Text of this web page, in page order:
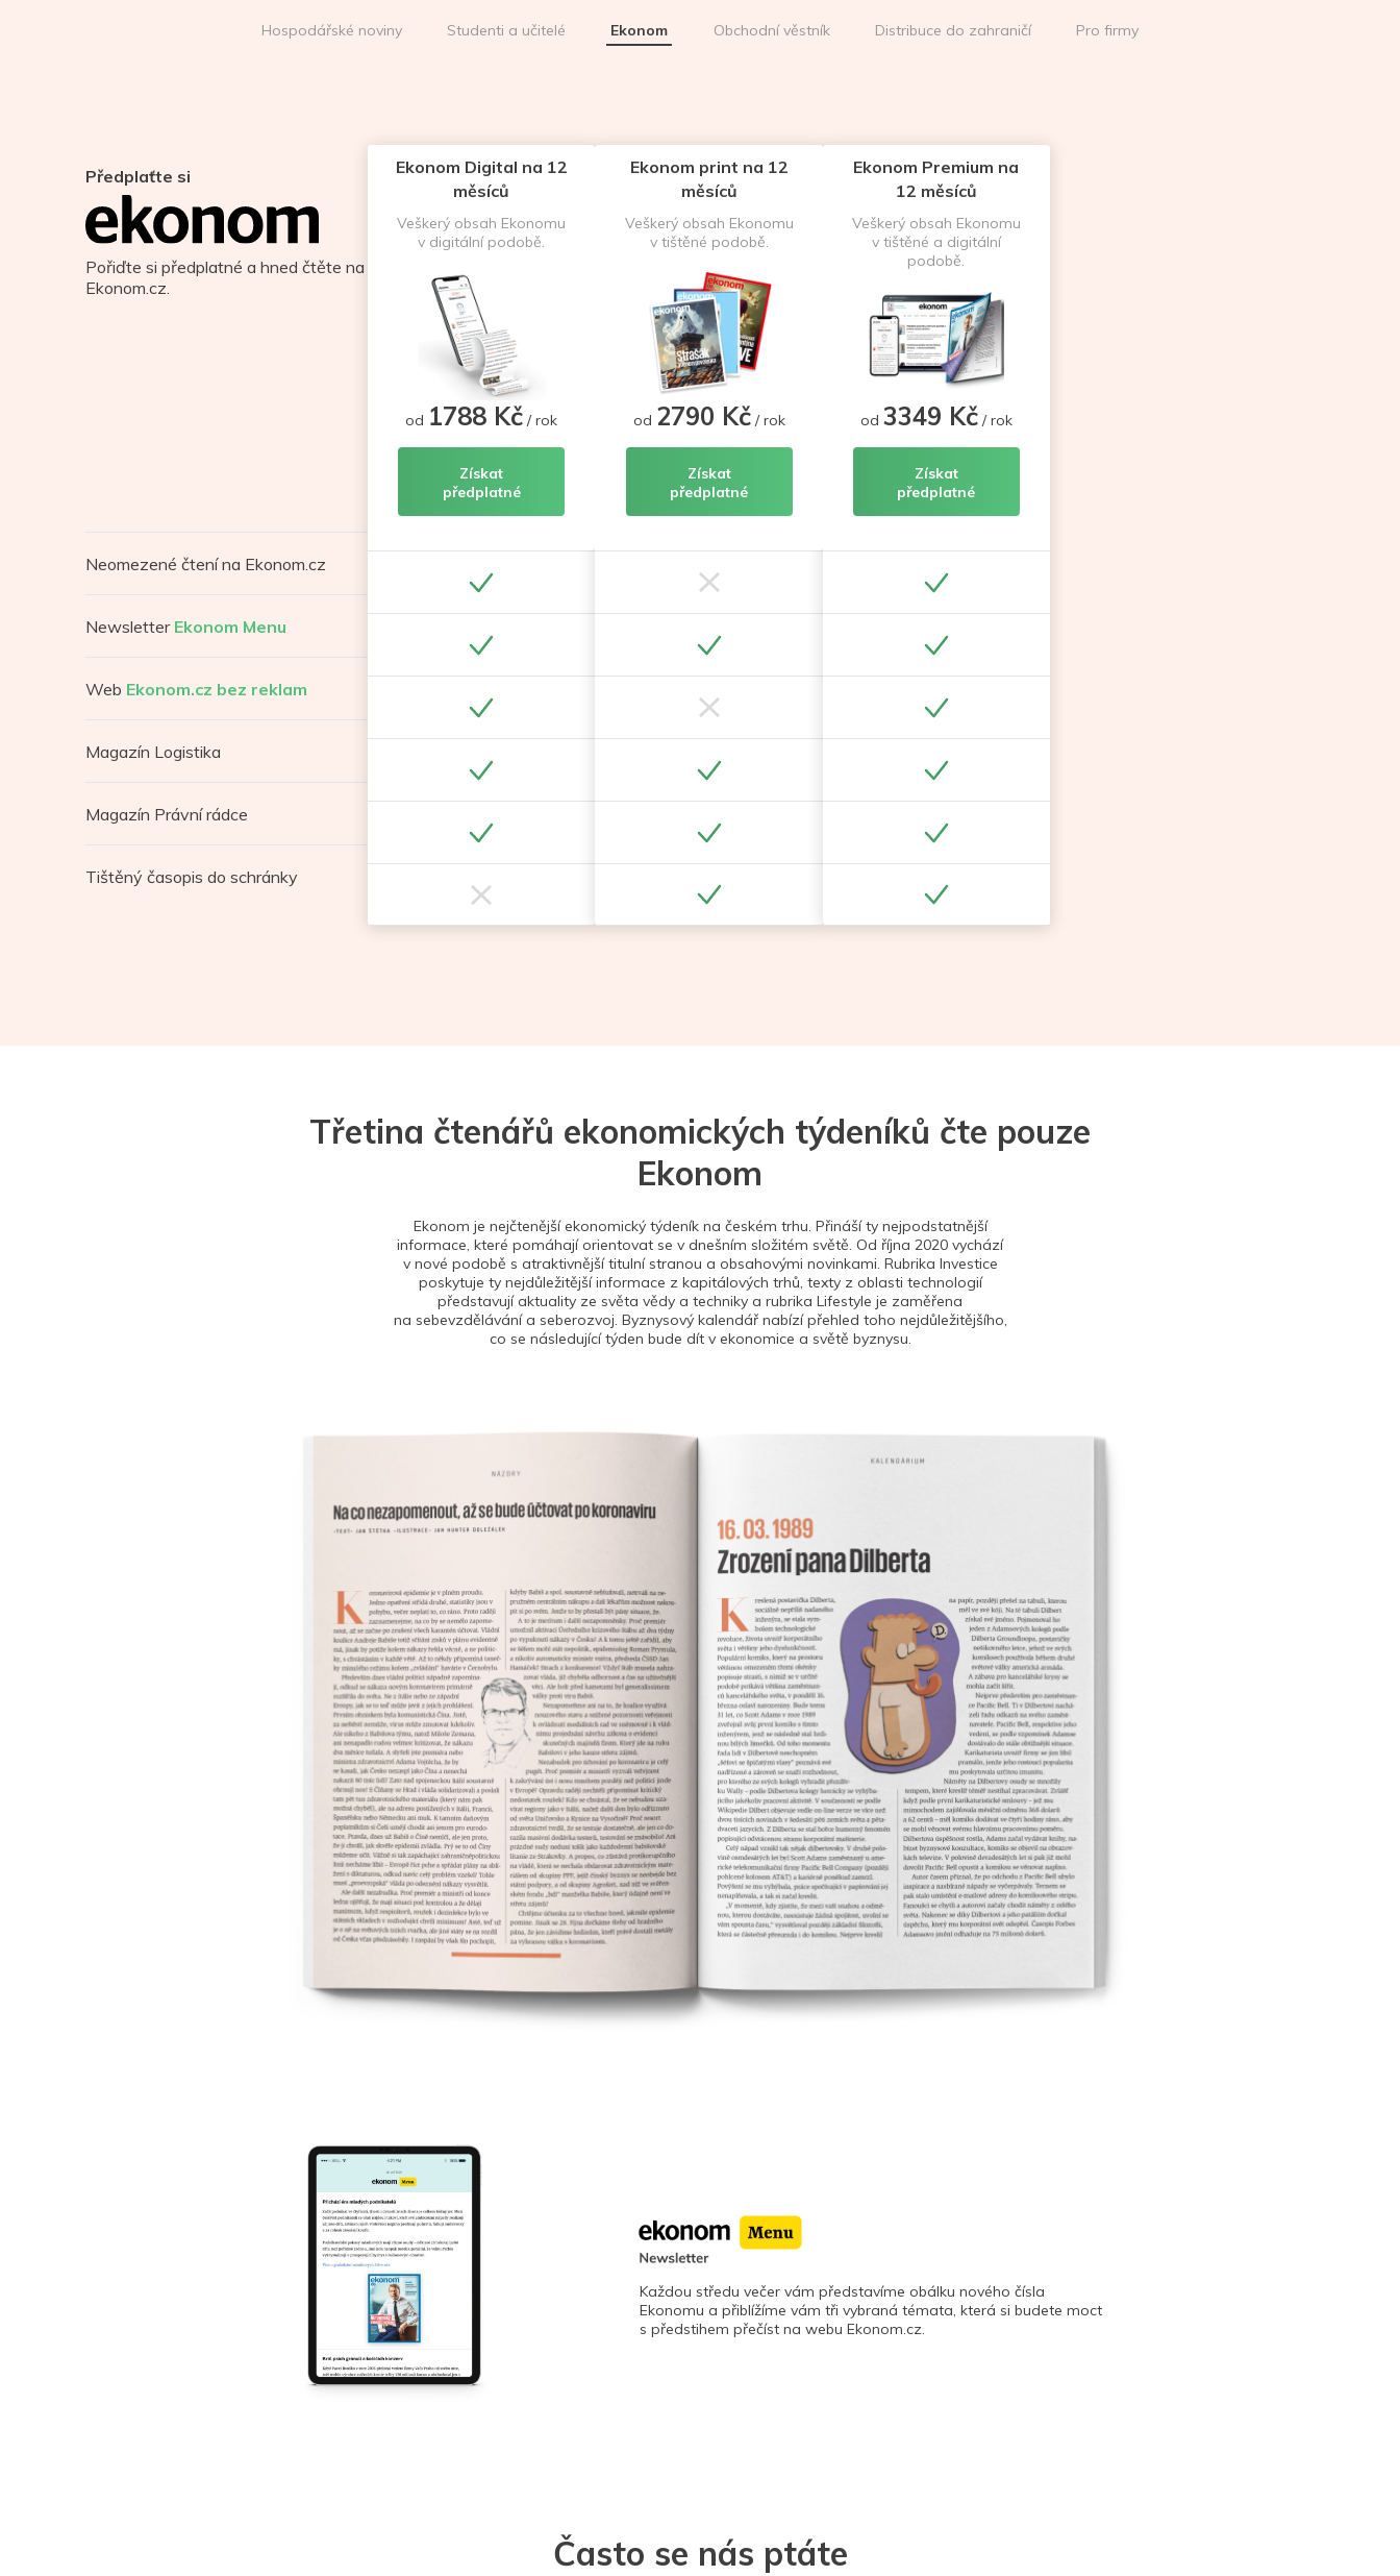
Hospodářské noviny Studenti a učitelé Ekonom Obchodní věstník Distribuce do zahraničí Pro firmy
Předplaťte si
Pořiďte si předplatné a hned čtěte na
Ekonom.cz.
Neomezené čtení na Ekonom.cz
Newsletter Ekonom Menu
Web Ekonom.cz bez reklam
Magazín Logistika
Magazín Právní rádce
Tištěný časopis do schránky
Ekonom Digital na 12
měsíců
Veškerý obsah Ekonomu
v digitální podobě.
od 1788 Kč / rok
Získat
předplatné
Ekonom print na 12
měsíců
Veškerý obsah Ekonomu
v tištěné podobě.
od 2790 Kč/ rok
Získat
předplatné
Ekonom Premium na
12 měsíců
Veškerý obsah Ekonomu
v tištěné a digitální
podobě.
od 3349 Kč/ rok
Získat
předplatné
Třetina čtenářů ekonomických týdeníků čte pouze
Ekonom
Ekonom je nejčtenější ekonomický týdeník na českém trhu. Přináší ty nejpodstatnější
informace, které pomáhají orientovat se v dnešním složitém světě. Od října 2020 vychází
v nové podobě s atraktivnější titulní stranou a obsahovými novinkami. Rubrika Investice
poskytuje ty nejdůležitější informace z kapitálových trhů, texty z oblasti technologií
představují aktuality ze světa vědy a techniky a rubrika Lifestyle je zaměřena
na sebevzdělávání a seberozvoj. Byznysový kalendář nabízí přehled toho nejdůležitějšího,
co se následující týden bude dít v ekonomice a světě byznysu.
Každou středu večer vám představíme obálku nového čísla
Ekonomu a přiblížíme vám tři vybraná témata, která si budete moct
s předstihem přečíst na webu Ekonom.cz.
Často se nás ptáte